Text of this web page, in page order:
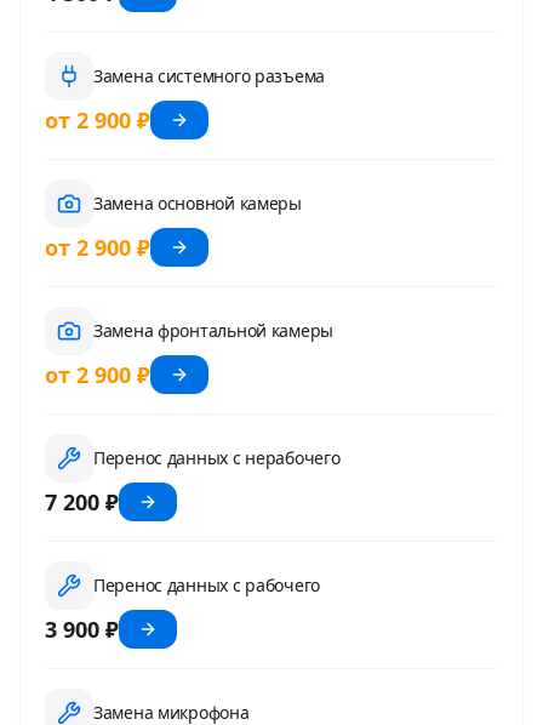
Замена системного разъема
от 2 900 ₽
Замена основной камеры
от 2 900 ₽
Замена фронтальной камеры
от 2 900 ₽
Перенос данных с нерабочего
7 200 ₽
Перенос данных с рабочего
3 900 ₽
Замена микрофона